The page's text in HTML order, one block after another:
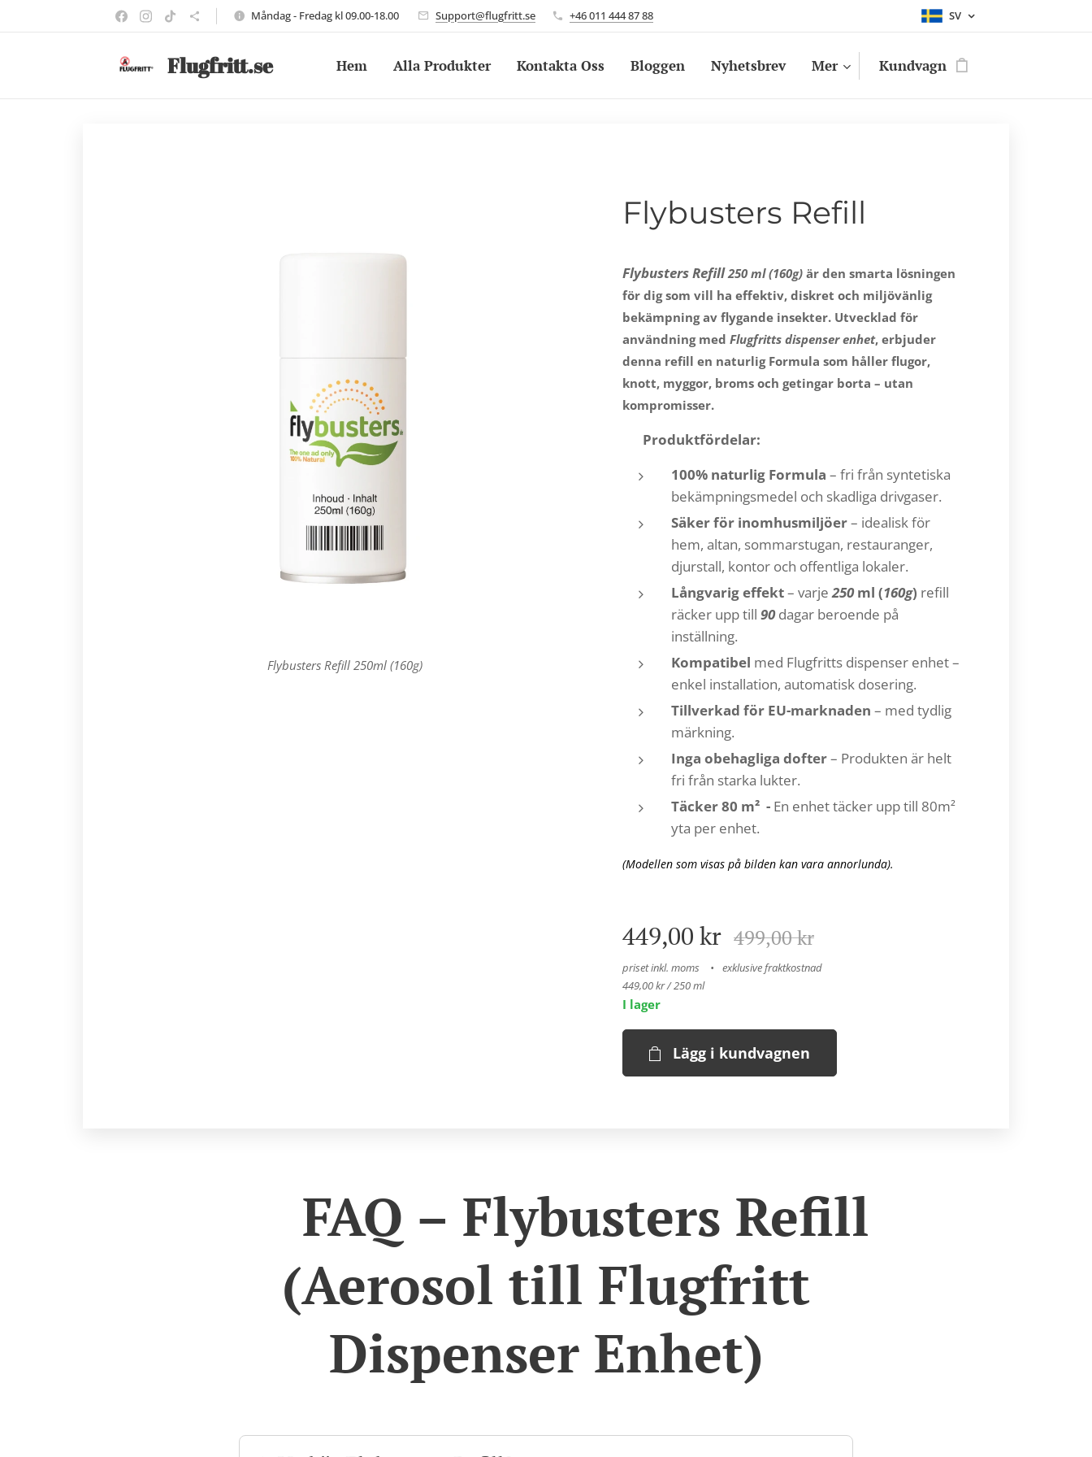
Måndag - Fredag kl 09.00-18.00 Support@flugfritt.se +46 011 444 87 88 SV
Flugfritt.se Hem Alla Produkter Kontakta Oss Bloggen Nyhetsbrev Mer Kundvagn
Flybusters Refill
Flybusters Refill 250ml (160g)
Flybusters Refill250 ml (160g) är den smarta lösningen
för dig som vill ha effektiv, diskret och miljövänlig
bekämpning av flygande insekter. Utvecklad för
användning medFlugfritts dispenser enhet, erbjuder
denna refill en naturlig Formula som håller flugor,
knott, myggor, broms och getingar borta – utan
kompromisser.
✅ Produktfördelar:
100% naturlig Formula – fri från syntetiska
bekämpningsmedel och skadliga drivgaser.
Säker för inomhusmiljöer– idealisk för
hem, altan, sommarstugan, restauranger,
djurstall, kontor och offentliga lokaler.
Långvarig effekt– varje250 ml (160g) refill
räcker upp till90 dagar beroende på
inställning.
Kompatibel med Flugfritts dispenser enhet –
enkel installation, automatisk dosering.
Tillverkad för EU-marknaden – med tydlig
märkning.
Inga obehagliga dofter– Produkten är helt
fri från starka lukter.
Täcker 80 m² - En enhet täcker upp till 80m²
yta per enhet.
(Modellen som visas på bilden kan vara annorlunda).
449,00 kr 499,00kr
priset inkl. moms
exklusive fraktkostnad
449,00 kr / 250 ml
I lager
Lägg i kundvagnen
FAQ – Flybusters Refill
(Aerosol till Flugfritt
Dispenser Enhet)